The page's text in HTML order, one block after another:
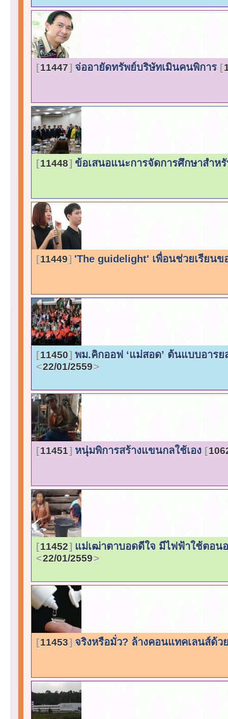
11447 จ่ออายัดทรัพย์บริษัทเมินคนพิการ
11448 ข้อเสนอแนะการจัดการศึกษาสำห
11449 'The guidelight' เพื่อนช่วยเรียน
11450 พม.คิกออฟ ‘แม่สอด’ ต้นแบบอาร
22/01/2559
11451 หนุ่มพิการสร้างแขนกลใช้เอง
11452 แม่เฒ่าตาบอดดีใจ มีไฟฟ้าใช้ตอน
22/01/2559
11453 จริงหรือมั่ว? ล้างคอนแทคเลนส์ด้